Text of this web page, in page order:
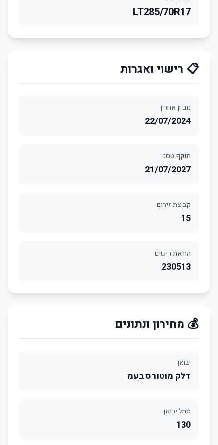
LT285/70R17
📋 רישוי ואגרות
מבחן אחרון
22/07/2024
תוקף טסט
21/07/2027
קבוצת זיהום
15
הוראת רישום
230513
💰 מחירון ונתונים
יבואן
דלק מוטורס בעמ
סמל יבואן
130